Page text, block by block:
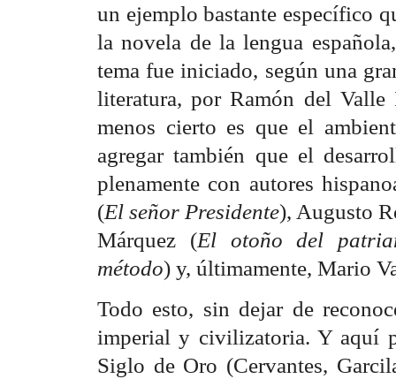
un ejemplo bastante específico
la novela de la lengua
tema fue iniciado, según una
literatura, por Ramón del
menos cierto es que el
agregar también que el
plenamente con autores
(El señor Presidente), Augusto
Márquez (El otoño del
método) y, últimamente, Mario
Todo esto, sin dejar de
imperial y civilizatoria. Y aquí
Siglo de Oro (Cervantes,